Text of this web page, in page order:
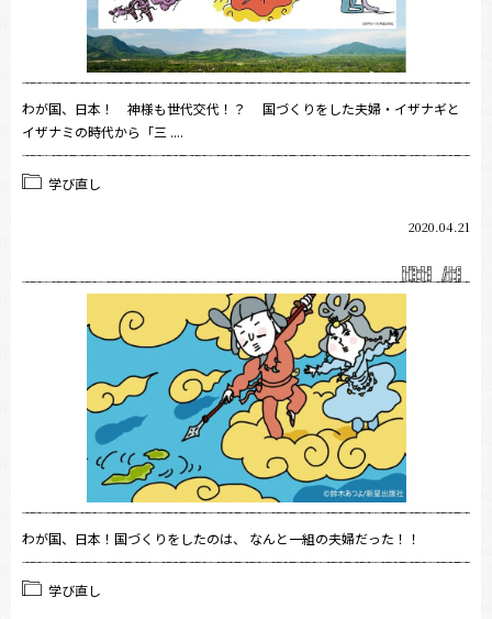
わが国、日本！ 神様も世代交代！？ 国づくりをした夫婦・イザナギと
イザナミの時代から「三 ....
学び直し
2020.04.21
わが国、日本！国づくりをしたのは、 なんと一組の夫婦だった！！
学び直し